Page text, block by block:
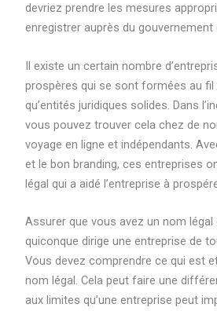
devriez prendre les mesures
enregistrer auprès du gouvernement
Il existe un certain nombre
prospères qui se sont formées au fil
qu’entités juridiques solides. Dans
vous pouvez trouver cela chez de
voyage en ligne et indépendants.
et le bon branding, ces entreprises
légal qui a aidé l’entreprise à
Assurer que vous avez un nom
quiconque dirige une entreprise de
Vous devez comprendre ce qui est
nom légal. Cela peut faire une
aux limites qu’une entreprise peut